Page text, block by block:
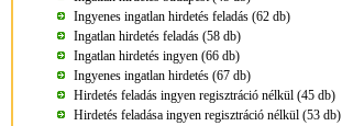
Ingyenes ingatlan hirdetés feladás (62 db)
Ingatlan hirdetés feladás (58 db)
Ingatlan hirdetés ingyen (66 db)
Ingyenes ingatlan hirdetés (67 db)
Hirdetés feladás ingyen regisztráció nélkül (45 db)
Hirdetés feladása ingyen regisztráció nélkül (53 db)